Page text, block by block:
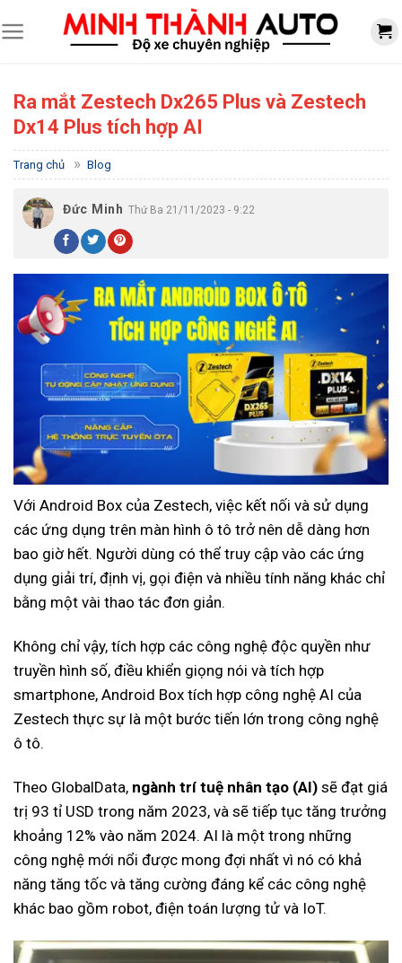
to
Ra mắt Zestech Dx265 Plus và Zestech
Dx14 Plus tích hợp AI
Trang chủ » Blog
Đức Minh Thứ Ba 21/11/2023 - 9:22
Với Android Box của Zestech, việc kết nối và sử dụng
các ứng dụng trên màn hình ô tô trở nên dễ dàng hơn
bao giờ hết. Người dùng có thể truy cập vào các ứng
dụng giải trí, định vị, gọi điện và nhiều tính năng khác chỉ
bằng một vài thao tác đơn giản.
Không chỉ vậy, tích hợp các công nghệ độc quyền như
truyền hình số, điều khiển giọng nói và tích hợp
smartphone, Android Box tích hợp công nghệ AI của
Zestech thực sự là một bước tiến lớn trong công nghệ
ô tô.
Theo GlobalData, ngành trí tuệ nhân tạo (AI) sẽ đạt giá
trị 93 tỉ USD trong năm 2023, và sẽ tiếp tục tăng trưởng
khoảng 12% vào năm 2024. AI là một trong những
công nghệ mới nổi được mong đợi nhất vì nó có khả
năng tăng tốc và tăng cường đáng kể các công nghệ
khác bao gồm robot, điện toán lượng tử và IoT.